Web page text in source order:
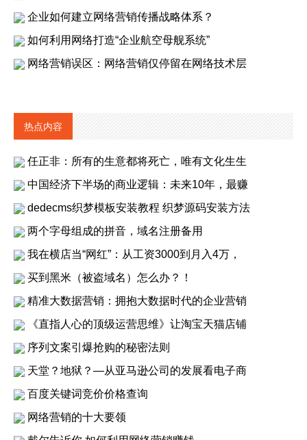
企业如何建立网络营销传播战略体系？
如何利用网络打造“企业航空母舰系统”
网络营销误区：网络营销仅停留在网络技术层
热点内容
任正非：所有的生意都将死亡，唯有文化生生
中国经济下半场的商业逻辑：未来10年，最赚
dedecms织梦模板安装教程 织梦源码安装方法
两个字母组成的拼音，域名注册备用
我在横店当“网红”：从工资3000到月入4万，
买到黑米（被盗域名）怎么办？！
精准大数据营销：拥抱大数据时代的企业营销
《直指人心的顶级运营思维》让淘宝天猫店铺
序列文案引爆抢购的秘密法则
天堂？地狱？—从亚马逊公司的发展看电子商
百度关键词竞价价格查询
网络营销的十大要领